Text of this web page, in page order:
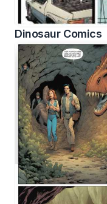
Dinosaur Comics